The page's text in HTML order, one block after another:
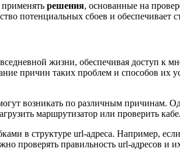
решения, основанные на
потенциальных сбоев и обеспечивает
жизни, обеспечивая доступ к
причин таких проблем и способов их
возникать по различным причинам.
маршрутизатор или проверить
в структуре url-адреса. Например,
проверять правильность url-адресов и